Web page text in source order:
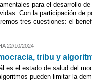
para el desarrollo
Con la participación de
tres cuestiones: el
22/10/2024
tribu y
es el estado de salud del
pueden limitar la